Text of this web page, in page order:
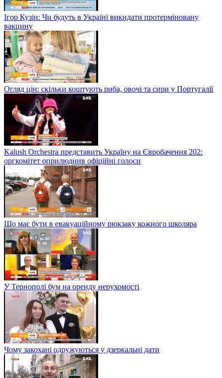
Ігор Кузін: Чи будуть в Україні викидати протерміновану
вакцину
Огляд цін: скільки коштують риба, овочі та сири у Португалії
Kalush Orchestra представить Україну на Євробачення 202:
оргкомітет оприлюднив офіційні голоси
Що має бути в евакуаційному рюкзаку кожного школяра
У Тернополі бум на оренду нерухомості
Чому закохані одружуються у дзеркальні дати